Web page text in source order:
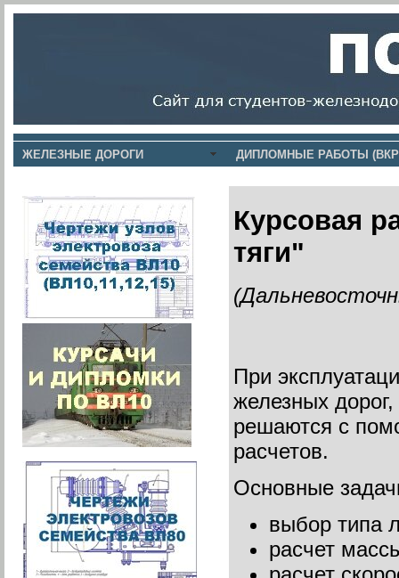
ЖЕЛЕЗНЫЕ ДОРОГИ ДИПЛОМНЫЕ РАБОТЫ
Курсовая
тяги"
При
железных
решаются с
расчетов.
Основные
выбор типа
расчет